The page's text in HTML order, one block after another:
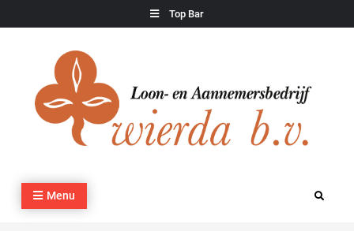
to
Top Bar
Loon – en Aannemersbedrijf Wierda bv
Kraan- en machineverhuur, agrarisch werk, grondverzet,
cultuurtechnisch werk en transport
Menu Search